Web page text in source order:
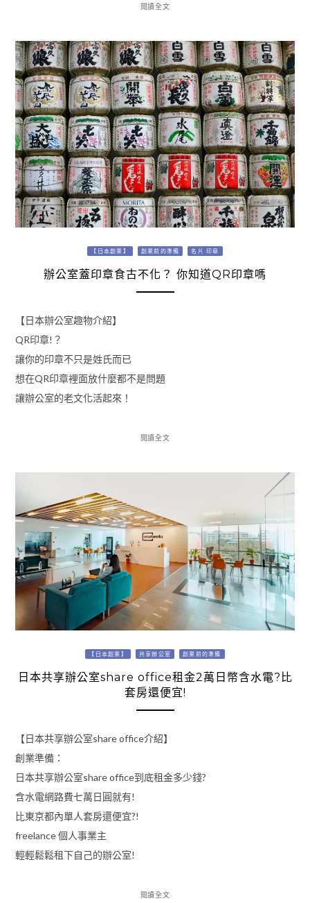
閱讀全文
【日本創業】 創業前的準備 名片 印章
辦公室蓋印章食古不化？ 你知道QR印章嗎
【日本辦公室趣物介紹】
QR印章!？
讓你的印章不只是姓氏而已
想在QR印章裡面放什麼都不是問題
讓辦公室的老文化活起來！
閱讀全文
【日本創業】 共享辦公室 創業前的準備
日本共享辦公室share office租金2萬日幣含水電?比
套房還便宜!
【日本共享辦公室share office介紹】
創業準備：
日本共享辦公室share office到底租金多少錢?
含水電網路費七萬日圓就有!
比東京都內單人套房還便宜?!
freelance 個人事業主
輕輕鬆鬆租下自己的辦公室!
閱讀全文